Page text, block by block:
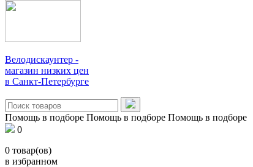
Велодискаунтер -
магазин низких цен
в Санкт-Петербурге
Помощь в подборе Помощь в подборе Помощь в подборе
0
0 товар(ов)
в избранном